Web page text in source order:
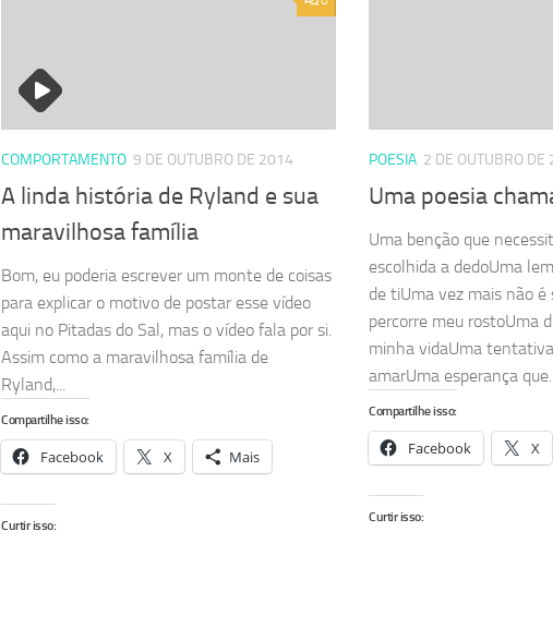
COMPORTAMENTO 9 DE OUTUBRO DE 2014
A linda história de Ryland e sua
maravilhosa família
Bom, eu poderia escrever um monte de coisas
para explicar o motivo de postar esse vídeo
aqui no Pitadas do Sal, mas o vídeo fala por si.
Assim como a maravilhosa família de
Ryland,...
Compartilhe isso:
Facebook X Mais
Curtir isso:
POESIA 2 DE OUTUBRO DE
Uma poesia
Uma benção que
escolhida a dedoUma
de tiUma vez mais não
percorre meu rostoUma
minha vidaUma
amarUma esperança
Compartilhe isso:
Facebook X
Curtir isso: